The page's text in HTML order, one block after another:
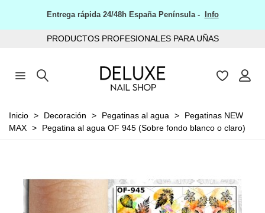
Entrega rápida 24/48h España Península - Info
PRODUCTOS PROFESIONALES PARA UÑAS
Inicio > Decoración > Pegatinas al agua >
Pegatinas NEW
MAX > Pegatina al agua OF 945 (Sobre fondo blanco o claro)